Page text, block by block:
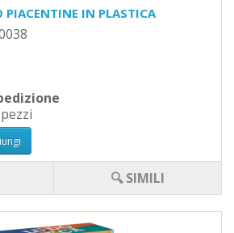
PIACENTINE IN PLASTICA
pezzi
🔍 SIMILI